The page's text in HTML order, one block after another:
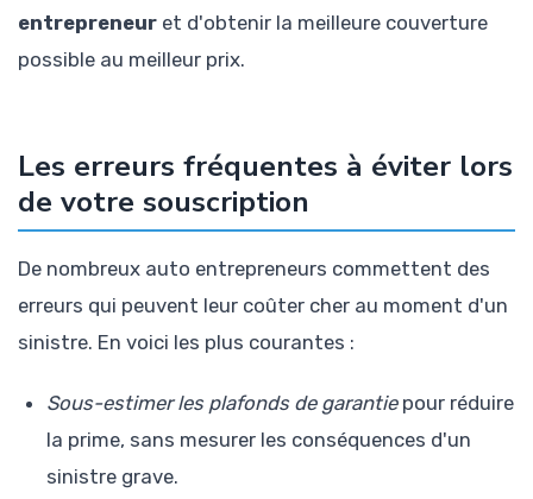
entrepreneur et d'obtenir la meilleure couverture
possible au meilleur prix.
Les erreurs fréquentes à éviter lors
de votre souscription
De nombreux auto entrepreneurs commettent des
erreurs qui peuvent leur coûter cher au moment d'un
sinistre. En voici les plus courantes :
Sous-estimer les plafonds de garantiepour réduire
la prime, sans mesurer les conséquences d'un
sinistre grave.